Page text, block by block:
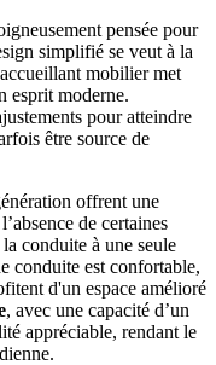
pensée pour
simplifié se veut à la
mobilier met
esprit moderne.
pour atteindre
être source de
offrent une
de certaines
conduite à une seule
conduite est confortable,
d'un espace amélioré
, avec une capacité d’un
appréciable, rendant le